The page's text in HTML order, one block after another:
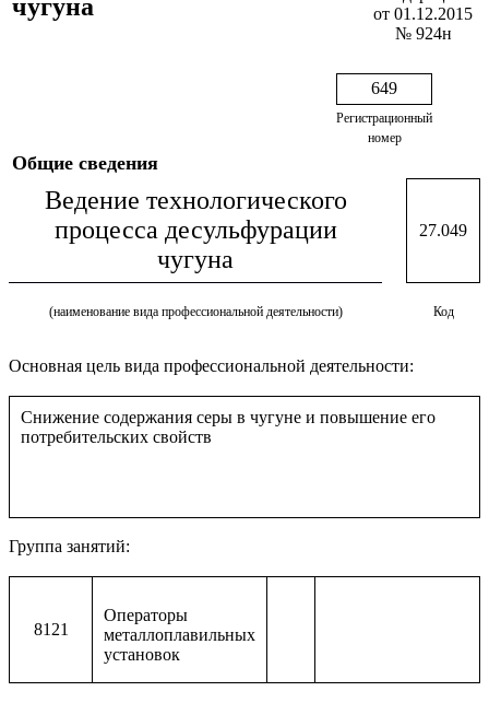
от 01.12.2015
№ 924н
чугуна
649
Регистрационный
номер
Общие сведения
Ведение технологического
процесса десульфурации
чугуна
27.049
(наименование вида профессиональной деятельности) Код
Основная цель вида профессиональной деятельности:
Снижение содержания серы в чугуне и повышение его
потребительских свойств
Группа занятий:
8121
Операторы
металлоплавильных
установок